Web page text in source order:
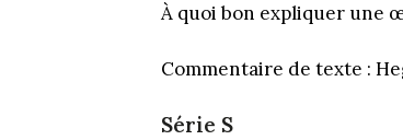
À quoi bon expliquer une
Commentaire de texte :
Série S